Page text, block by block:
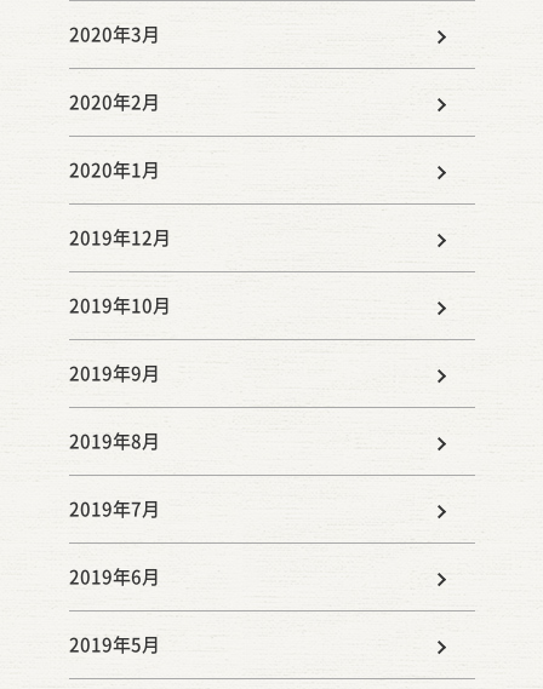
2020年3月
2020年2月
2020年1月
2019年12月
2019年10月
2019年9月
2019年8月
2019年7月
2019年6月
2019年5月